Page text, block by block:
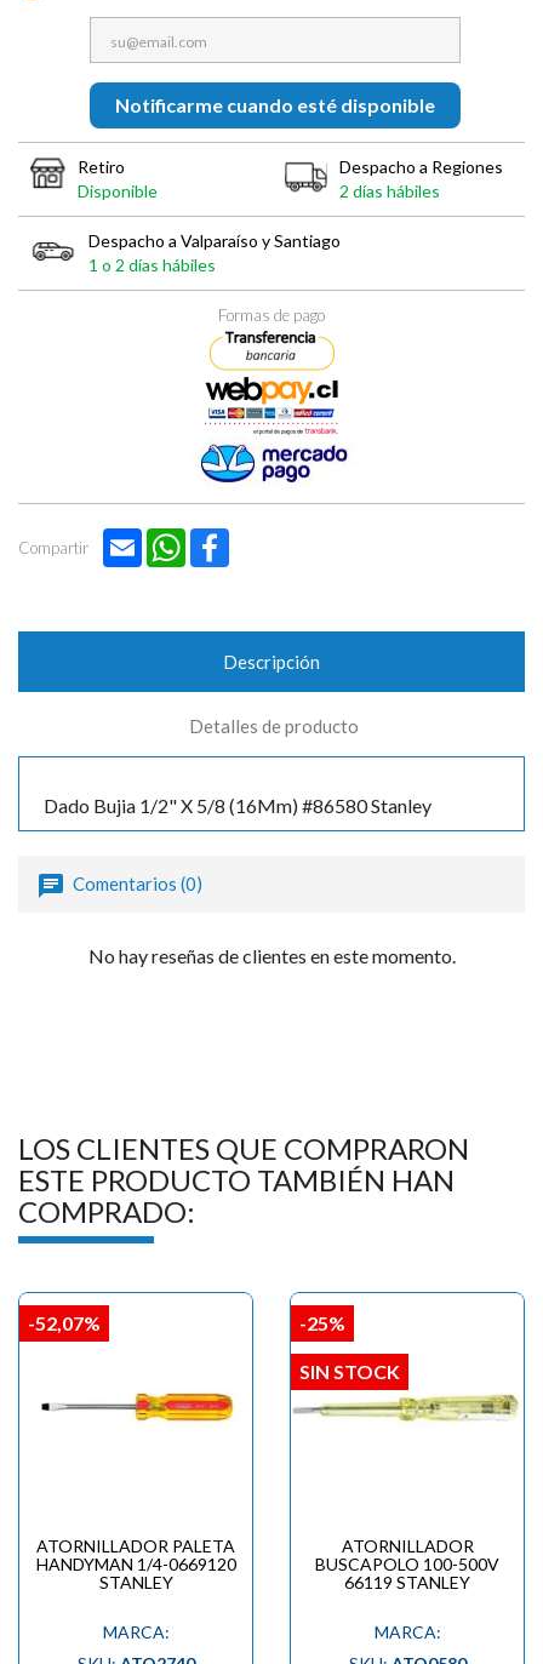
Notificarme cuando esté disponible
Retiro
Disponible
Despacho a Regiones
2 días hábiles
Despacho a Valparaíso y Santiago
1 o 2 días hábiles
Formas de pago
Compartir Email WhatsApp
Descripción
Detalles de producto
Dado Bujia 1/2" X 5/8 (16Mm) #86580 Stanley
Comentarios (0)
No hay reseñas de clientes en este momento.
LOS CLIENTES QUE COMPRARON
ESTE PRODUCTO TAMBIÉN HAN
COMPRADO:
ATORNILLADOR PALETA
HANDYMAN 1/4-0669120
STANLEY
MARCA:
-52,07%
ATORNILLADOR
BUSCAPOLO 100-500V
66119 STANLEY
MARCA:
-25%
SIN STOCK